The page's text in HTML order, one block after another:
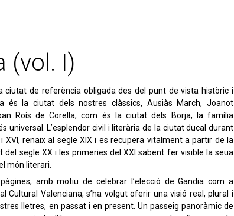
(vol. I)
ciutat de referència obligada des del punt de vista històric i
és la ciutat dels nostres clàssics, Ausiàs March, Joanot
Roís de Corella; com és la ciutat dels Borja, la família
universal. L’esplendor civil i literària de la ciutat ducal durant
XVI, renaix al segle XIX i es recupera vitalment a partir de la
del segle XX i les primeries del XXI sabent fer visible la seua
món literari.
amb motiu de celebrar l’elecció de Gandia com a
Cultural Valenciana, s’ha volgut oferir una visió real, plural i
lletres, en passat i en present. Un passeig panoràmic de